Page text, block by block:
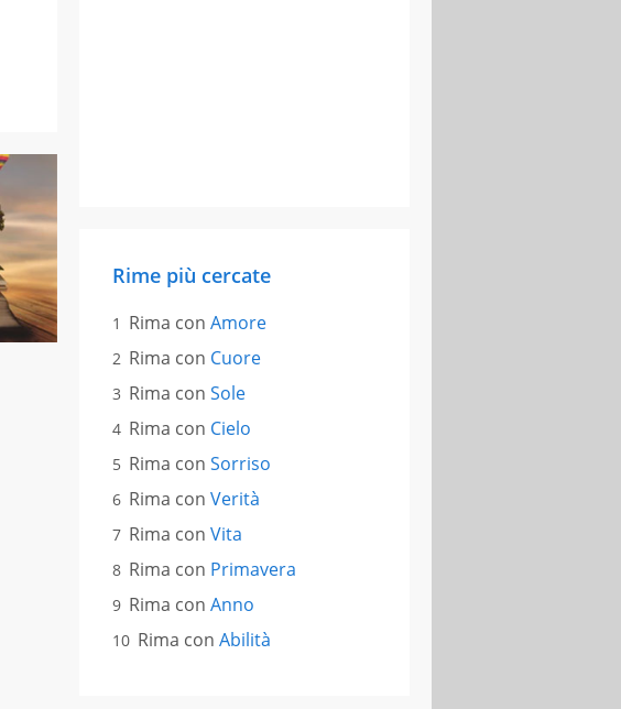
Rime più cercate
Rima con Amore
Rima con Cuore
Rima con Sole
Rima con Cielo
Rima con Sorriso
Rima con Verità
Rima con Vita
Rima con Primavera
Rima con Anno
Rima con Abilità